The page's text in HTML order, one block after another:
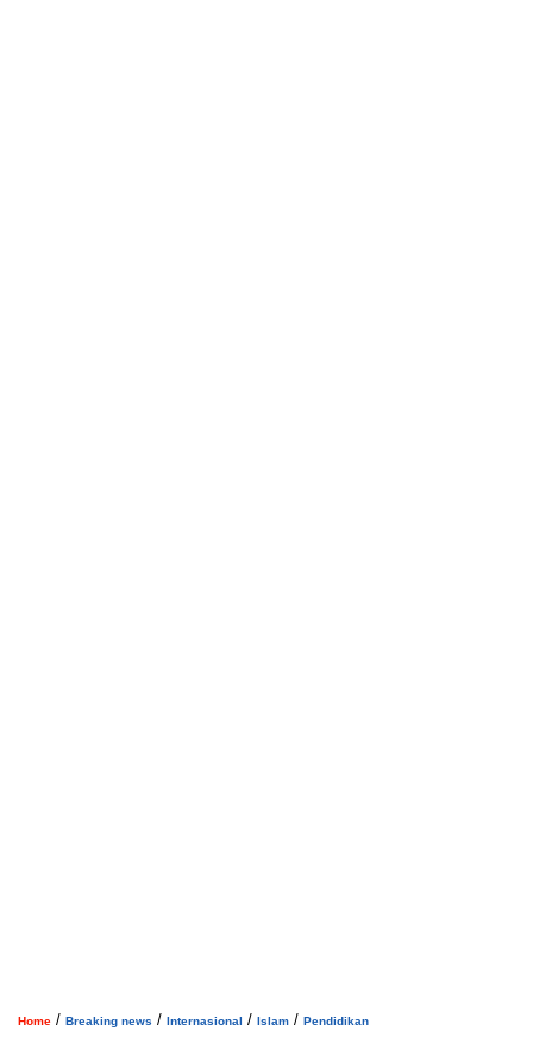
Home / Breaking news / Internasional / Islam / Pendidikan